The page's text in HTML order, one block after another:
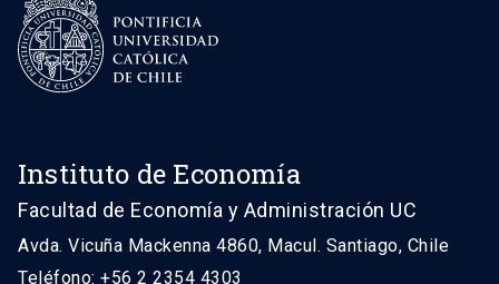
Instituto de Economía
Facultad de Economía y Administración UC
Avda. Vicuña Mackenna 4860, Macul. Santiago, Chile
Teléfono: +56 2 2354 4303